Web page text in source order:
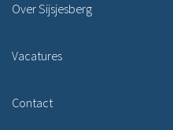
Over Sijsjesberg
Vacatures
Contact